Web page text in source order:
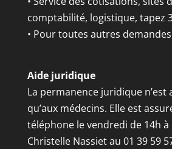
comptabilité, logistique, tapez
• Pour toutes autres
Aide juridique
La permanence juridique n’est
qu’aux médecins. Elle est
téléphone le vendredi de 14h à
Christelle Nassiet au 01 39 59